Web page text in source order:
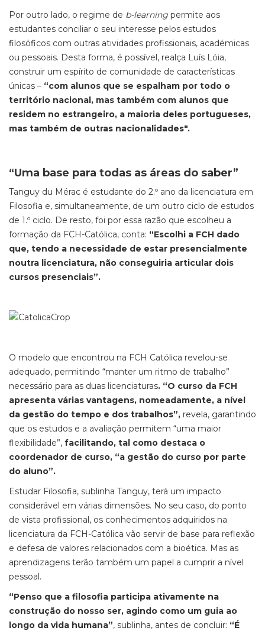
Por outro lado, o regime de b-learning permite aos
estudantes conciliar o seu interesse pelos estudos
filosóficos com outras atividades profissionais, académicas
ou pessoais. Desta forma, é possível, realça Luís Lóia,
construir um espírito de comunidade de características
únicas – “com alunos que se espalham por todo o
território nacional, mas também com alunos que
residem no estrangeiro, a maioria deles portugueses,
mas também de outras nacionalidades".
“Uma base para todas as áreas do saber”
Tanguy du Mérac é estudante do 2.º ano da licenciatura em
Filosofia e, simultaneamente, de um outro ciclo de estudos
de 1.º ciclo. De resto, foi por essa razão que escolheu a
formação da FCH-Católica, conta: “Escolhi a FCH dado
que, tendo a necessidade de estar presencialmente
noutra licenciatura, não conseguiria articular dois
cursos presenciais”.
O modelo que encontrou na FCH Católica revelou-se
adequado, permitindo “manter um ritmo de trabalho”
necessário para as duas licenciaturas. “O curso da FCH
apresenta várias vantagens, nomeadamente, a nível
da gestão do tempo e dos trabalhos”, revela, garantindo
que os estudos e a avaliação permitem “uma maior
flexibilidade”, facilitando, tal como destaca o
coordenador de curso, “a gestão do curso por parte
do aluno”.
Estudar Filosofia, sublinha Tanguy, terá um impacto
considerável em várias dimensões. No seu caso, do ponto
de vista profissional, os conhecimentos adquiridos na
licenciatura da FCH-Católica vão servir de base para reflexão
e defesa de valores relacionados com a bioética. Mas as
aprendizagens terão também um papel a cumprir a nível
pessoal.
“Penso que a filosofia participa ativamente na
construção do nosso ser, agindo como um guia ao
longo da vida humana”, sublinha, antes de concluir: “É